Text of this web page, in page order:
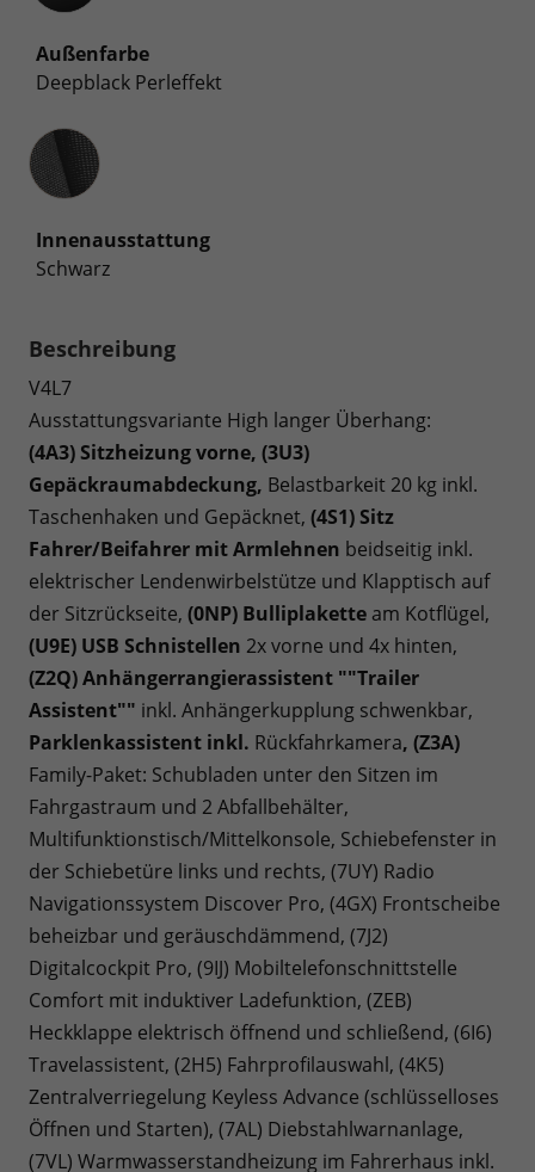
Außenfarbe
Deepblack Perleffekt
Innenausstattung
Innenausstattung
Schwarz
Beschreibung
V4L7
Ausstattungsvariante High langer Überhang:
(4A3) Sitzheizung vorne, (3U3)
Gepäckraumabdeckung, Belastbarkeit 20 kg inkl.
Taschenhaken und Gepäcknet, (4S1) Sitz
Fahrer/Beifahrer mit Armlehnen beidseitig inkl.
elektrischer Lendenwirbelstütze und Klapptisch auf
der Sitzrückseite, (0NP) Bulliplakette am Kotflügel,
(U9E) USB Schnistellen 2x vorne und 4x hinten,
(Z2Q) Anhängerrangierassistent ""Trailer
Assistent"" inkl. Anhängerkupplung schwenkbar,
Parklenkassistent inkl. Rückfahrkamera, (Z3A)
Family-Paket: Schubladen unter den Sitzen im
Fahrgastraum und 2 Abfallbehälter,
Multifunktionstisch/Mittelkonsole, Schiebefenster in
der Schiebetüre links und rechts, (7UY) Radio
Navigationssystem Discover Pro, (4GX) Frontscheibe
beheizbar und geräuschdämmend, (7J2)
Digitalcockpit Pro, (9IJ) Mobiltelefonschnittstelle
Comfort mit induktiver Ladefunktion, (ZEB)
Heckklappe elektrisch öffnend und schließend, (6I6)
Travelassistent, (2H5) Fahrprofilauswahl, (4K5)
Zentralverriegelung Keyless Advance (schlüsselloses
Öffnen und Starten), (7AL) Diebstahlwarnanlage,
(7VL) Warmwasserstandheizung im Fahrerhaus inkl.